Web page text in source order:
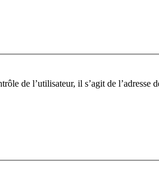
de l’utilisateur, il s’agit de l’adresse